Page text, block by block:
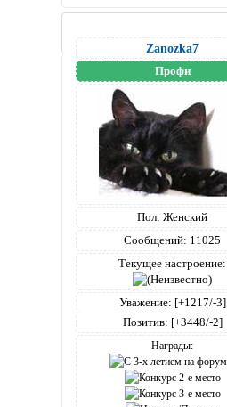
Zanozka7
Профи
Пол: Женский
Сообщений: 11025
Текущее настроение:
Уважение: [+1217/-3]
Позитив: [+3448/-2]
Награды: